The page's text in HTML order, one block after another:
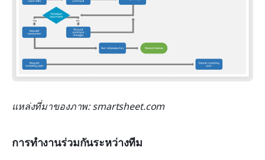
แหล่งที่มาของภาพ: smartsheet.com
การทำงานร่วมกันระหว่างทีม